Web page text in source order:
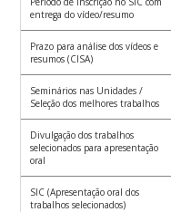
entrega do vídeo/resumo
Prazo para análise dos vídeos e
resumos (CISA)
Seminários nas Unidades /
Seleção dos melhores trabalhos
Divulgação dos trabalhos
selecionados para apresentação
oral
SIC (Apresentação oral dos
trabalhos selecionados)